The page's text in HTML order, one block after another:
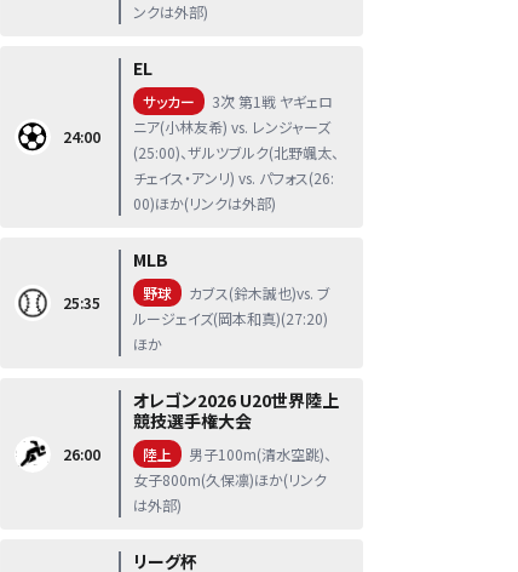
ンクは外部)
24:00
EL
サッカー
3次 第1戦 ヤギェロ
ニア(小林友希) vs. レンジャーズ
(25:00)、ザルツブルク(北野颯太、
チェイス・アンリ) vs. パフォス(26:
00)ほか(リンクは外部)
25:35
MLB
野球
カブス(鈴木誠也)vs. ブ
ルージェイズ(岡本和真)(27:20)
ほか
26:00
オレゴン2026 U20世界陸上
競技選手権大会
陸上
男子100m(清水空跳)、
女子800m(久保凛)ほか(リンク
は外部)
リーグ杯